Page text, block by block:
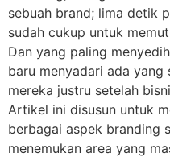
sebuah brand; lima detik
sudah cukup untuk
Dan yang paling
baru menyadari ada yang
mereka justru setelah
Artikel ini disusun untuk
berbagai aspek branding
menemukan area yang